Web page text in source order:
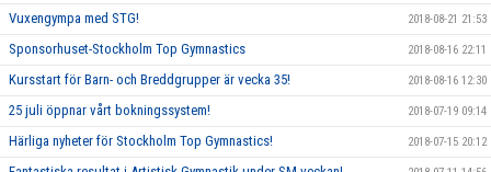
Vuxengympa med STG! 2018-08-21 21:53
Sponsorhuset-Stockholm Top Gymnastics 2018-08-16 22:11
Kursstart för Barn- och Breddgrupper är vecka 35! 2018-08-16 12:30
25 juli öppnar vårt bokningssystem! 2018-07-19 09:14
Härliga nyheter för Stockholm Top Gymnastics! 2018-07-15 20:12